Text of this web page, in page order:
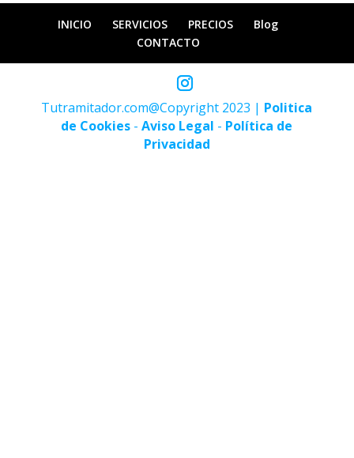
INICIO SERVICIOS PRECIOS
Blog
CONTACTO
Tutramitador.com@Copyright 2023 | Politica
de Cookies -Aviso Legal - Política de
Privacidad